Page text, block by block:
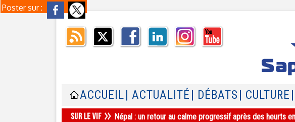
Poster sur :
ACCUEIL | ACTUALITÉ | DÉBATS | CULTURE
Népal : un retour au calme progressif après des heurts